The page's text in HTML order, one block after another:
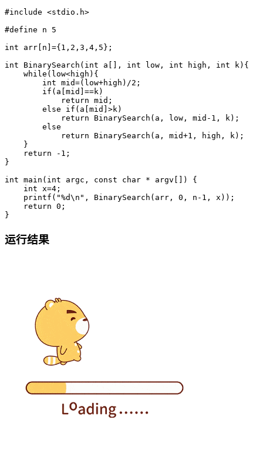
#include <stdio.h>
#define n 5
int arr n ={ 1 , 2 , 3 , 4 , 5 } ;
int
BinarySearch ( int a , int low , int high , int k) {
while ( low<high ) {
int mid=( low+high ) /2 ;
if ( a mid ==k)
return mid ;
else
if ( a mid >k)
return
BinarySearch ( a , low , mid -1 , k) ;
else
return
BinarySearch ( a , mid+1 , high , k) ;
}
return
- 1 ;
}
int main ( int argc , const char * argv )
{
int x=4 ;
printf ( "%d\n" , BinarySearch ( arr , 0 , n -1 , x ) ) ;
return 0 ;
}
运行结果